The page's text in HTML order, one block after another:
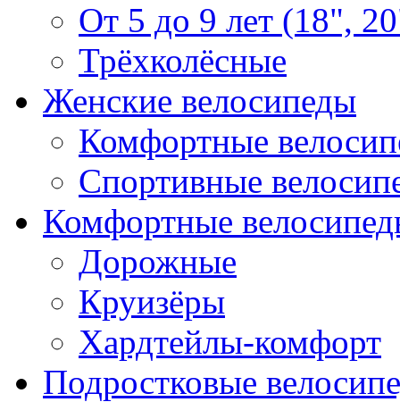
От 5 до 9 лет (18",
Трёхколёсные
Женские велосипеды
Комфортные
Спортивные
Комфортные
Дорожные
Круизёры
Хардтейлы-комфорт
Подростковые